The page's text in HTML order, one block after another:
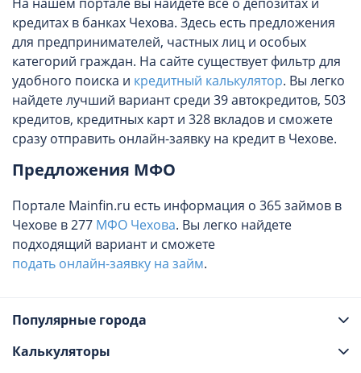
кредитах в банках Чехова. Здесь есть предложения
для предпринимателей, частных лиц и особых
категорий граждан. На сайте существует фильтр для
удобного поиска и кредитный калькулятор. Вы легко
найдете лучший вариант среди 39 автокредитов, 503
кредитов, кредитных карт и 328 вкладов и сможете
сразу отправить онлайн-заявку на кредит в Чехове.
Предложения МФО
Портале Mainfin.ru есть информация о 365 займов в
Чехове в 277 МФО Чехова. Вы легко найдете
подходящий вариант и сможете
подать онлайн-заявку на займ.
Популярные города
Калькуляторы